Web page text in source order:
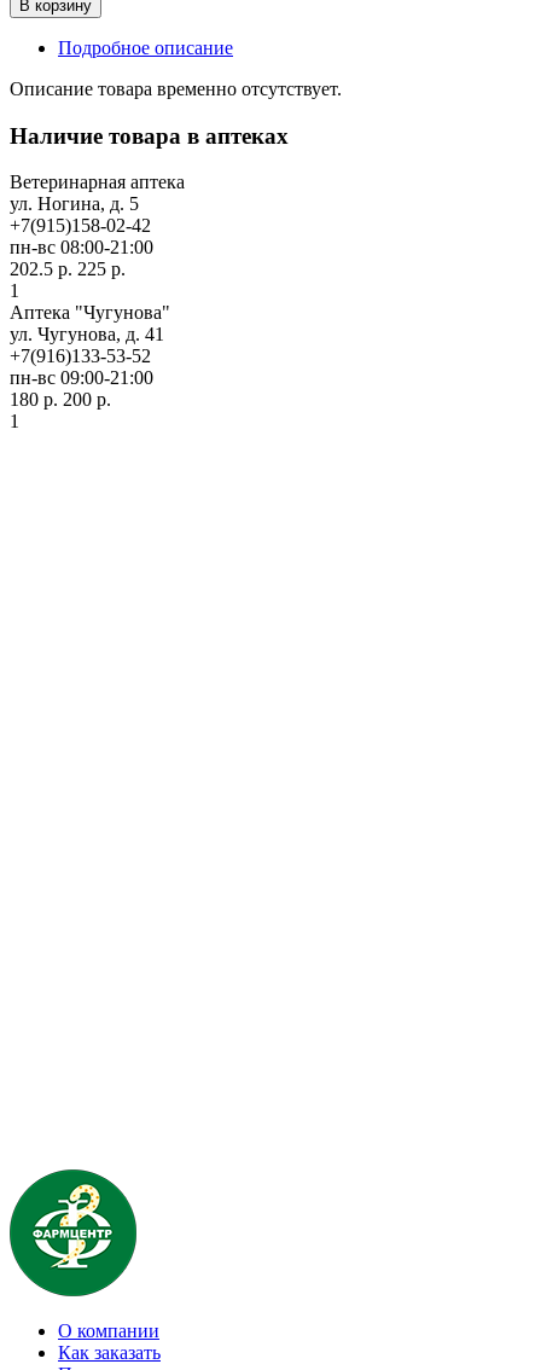
В корзину
Подробное описание
Описание товара временно отсутствует.
Наличие товара в аптеках
Ветеринарная аптека
ул. Ногина, д. 5
+7(915)158-02-42
пн-вс 08:00-21:00
202.5 р. 225 р.
1
Аптека "Чугунова"
ул. Чугунова, д. 41
+7(916)133-53-52
пн-вс 09:00-21:00
180 р. 200 р.
1
О компании
Как заказать